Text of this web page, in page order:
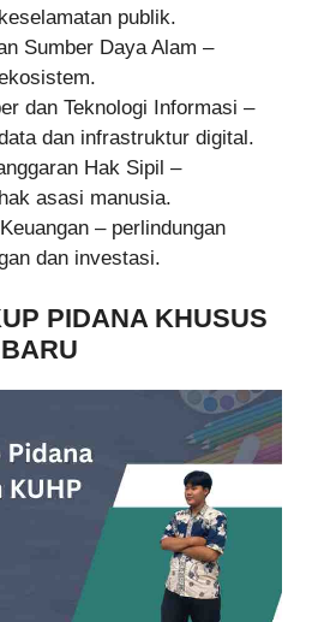
publik.
Sumber Daya Alam –
dan Teknologi Informasi –
dan infrastruktur digital.
Hak Sipil –
asasi manusia.
– perlindungan
dan investasi.
PIDANA KHUSUS